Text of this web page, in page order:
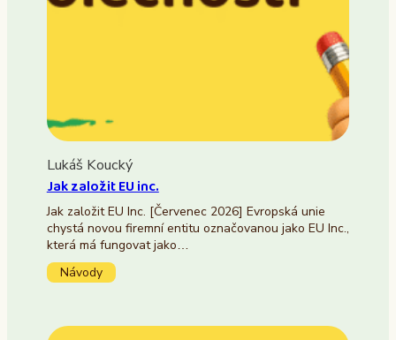
Lukáš Koucký
Jak založit EU inc.
Jak založit EU Inc. [Červenec 2026] Evropská unie
chystá novou firemní entitu označovanou jako EU Inc.,
která má fungovat jako…
Návody